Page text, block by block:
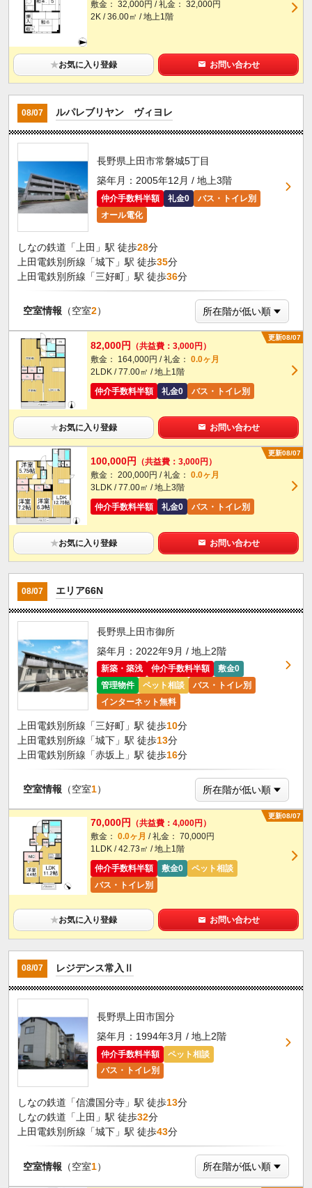
敷金： 32,000円 / 礼金： 32,000円
2K / 36.00㎡ / 地上1階
★お気に入り登録 お問い合わせ
08/07 ルパレブリヤン ヴィヨレ
長野県上田市常磐城5丁目
築年月：2005年12月 / 地上3階
仲介手数料半額 礼金0
バス・トイレ別
オール電化
しなの鉄道「上田」駅 徒歩28分
上田電鉄別所線「城下」駅 徒歩35分
上田電鉄別所線「三好町」駅 徒歩36分
空室情報 （空室2）
更新08/07
82,000円 （共益費：3,000円）
敷金： 164,000円 / 礼金： 0.0ヶ月
2LDK / 77.00㎡ / 地上1階
仲介手数料半額
礼金0 バス・トイレ別
★お気に入り登録 お問い合わせ
更新08/07
100,000円
（共益費：3,000円）
敷金： 200,000円 / 礼金： 0.0ヶ月
3LDK / 77.00㎡ / 地上3階
仲介手数料半額
礼金0 バス・トイレ別
★お気に入り登録 お問い合わせ
08/07 エリア66N
長野県上田市御所
築年月：2022年9月 / 地上2階
新築・築浅 仲介手数料半額
敷金0
管理物件
ペット相談
バス・トイレ別
インターネット無料
上田電鉄別所線「三好町」駅 徒歩10分
上田電鉄別所線「城下」駅 徒歩13分
上田電鉄別所線「赤坂上」駅 徒歩16分
空室情報 （空室1）
更新08/07
70,000円
（共益費：4,000円）
敷金： 0.0ヶ月 / 礼金： 70,000円
1LDK / 42.73㎡ / 地上1階
仲介手数料半額
敷金0
ペット相談
バス・トイレ別
★お気に入り登録 お問い合わせ
08/07 レジデンス常入Ⅱ
長野県上田市国分
築年月：1994年3月 / 地上2階
仲介手数料半額
ペット相談
バス・トイレ別
しなの鉄道「信濃国分寺」駅 徒歩13分
しなの鉄道「上田」駅 徒歩32分
上田電鉄別所線「城下」駅 徒歩43分
空室情報 （空室1）